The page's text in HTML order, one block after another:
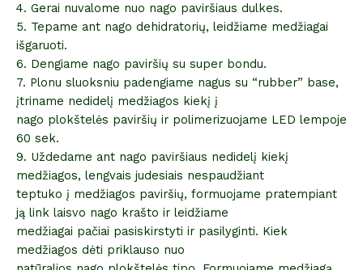
4. Gerai nuvalome nuo nago paviršiaus dulkes.
5. Tepame ant nago dehidratorių, leidžiame medžiagai
išgaruoti.
6. Dengiame nago paviršių su super bondu.
7. Plonu sluoksniu padengiame nagus su “rubber” base,
įtriname nedidelį medžiagos kiekį į
nago plokštelės paviršių ir polimerizuojame LED lempoje
60 sek.
9. Uždedame ant nago paviršiaus nedidelį kiekį
medžiagos, lengvais judesiais nespaudžiant
teptuko į medžiagos paviršių, formuojame pratempiant
ją link laisvo nago krašto ir leidžiame
medžiagai pačiai pasiskirstyti ir pasilyginti. Kiek
medžiagos dėti priklauso nuo